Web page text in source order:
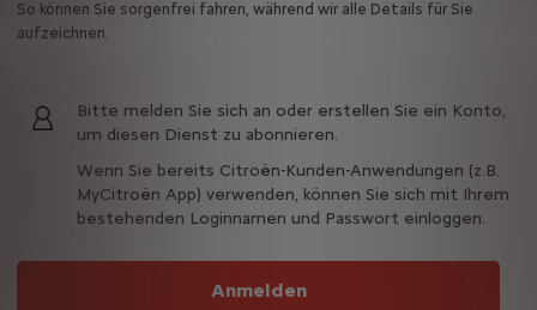
So können Sie sorgenfrei fahren, während wir alle Details für Sie
aufzeichnen.
Bitte melden Sie sich an oder erstellen Sie ein Konto,
um diesen Dienst zu abonnieren.
Wenn Sie bereits Citroën-Kunden-Anwendungen (z.B.
MyCitroën App) verwenden, können Sie sich mit Ihrem
bestehenden Loginnamen und Passwort einloggen.
Anmelden